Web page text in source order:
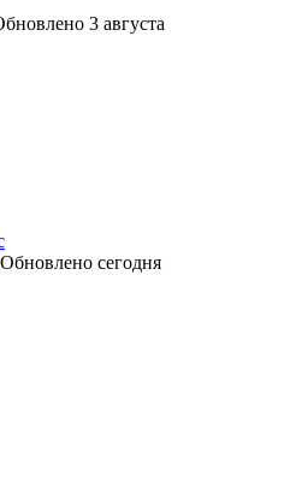
3 августа
Обновлено сегодня